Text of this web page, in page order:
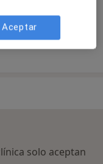
solo aceptan
Aceptar